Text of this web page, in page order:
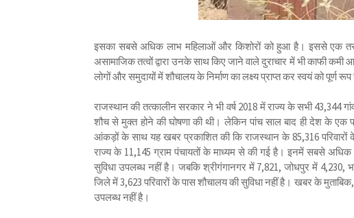
इसका सबसे अधिक लाभ महिलाओं और किशोरों को हुआ है। इससे एक
असामाजिक तत्वों द्वारा उनके साथ किए जाने वाले दुराचार में भी काफी
लोगों और समुदायों में शौचालय के निर्माण का लक्ष्य प्राप्त कर स्वयं को पूर्ण
राजस्थान की तत्कालीन सरकार ने भी वर्ष 2018 में राज्य के सभी 43,344
शौच से मुक्त होने की घोषणा की थी। लेकिन पांच साल बाद ही देश के एक
आंकड़ों के साथ यह खबर प्रकाशित की कि राजस्थान के 85,316 परिवारों
राज्य के 11,145 ग्राम पंचायतों के माध्यम से की गई है। इनमें सबसे अधिक
सुविधा उपलब्ध नहीं है। जबकि श्रीगंगानगर में 7,821, जोधपुर में
जिले में 3,623 परिवारों के पास शौचालय की सुविधा नहीं है। खबर के
उपलब्ध नहीं है।